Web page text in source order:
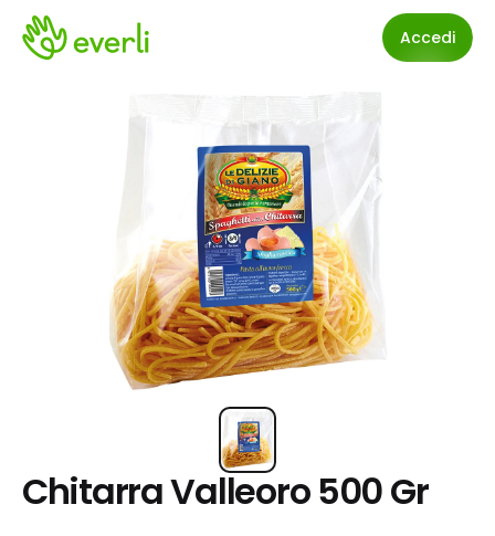
Accedi
Chitarra Valleoro 500 Gr